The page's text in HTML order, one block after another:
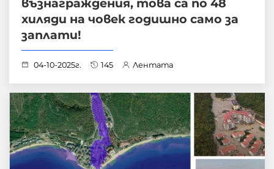
възнаграждения, това са по 48
хиляди на човек годишно само за
заплати!
04-10-2025г. 145 Лентата